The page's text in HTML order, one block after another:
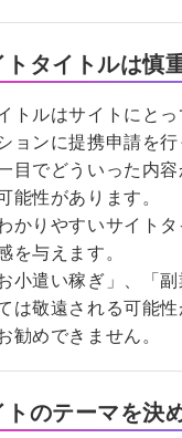
タイトルは慎
トルはサイトにとっ
ョンに提携申請を
目でどういった内
能性があります。
かりやすいサイト
を与えます。
小遣い稼ぎ」、「
は敬遠される可能
勧めできません。
のテーマを決